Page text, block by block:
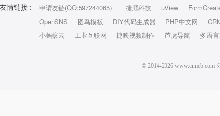
友情链接： 申请友链(QQ:597244065） 捷顺科技 uView
OpenSNS
图鸟模板 DIY代码生成器 PHP中文网
小蚂蚁云
工业互联网 捷映视频制作 芦虎导航 多语
© 2014-2026